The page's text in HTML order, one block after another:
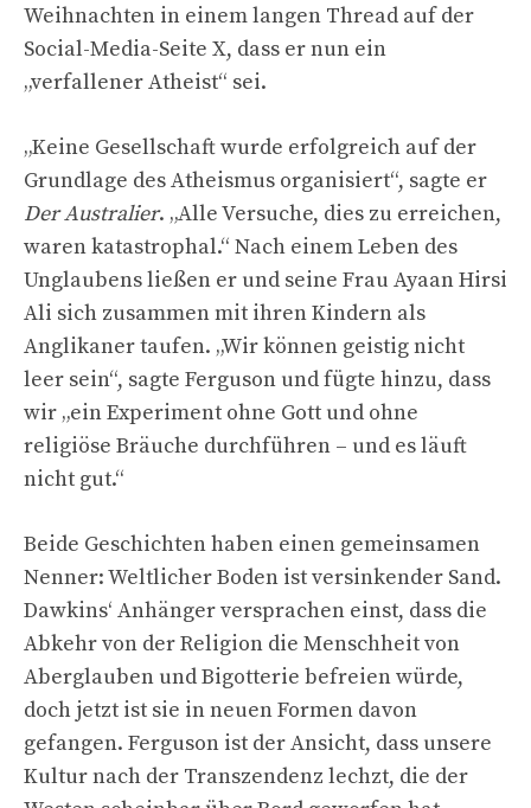
Weihnachten in einem langen Thread auf der
Social-Media-Seite X, dass er nun ein
„verfallener Atheist“ sei.
„Keine Gesellschaft wurde erfolgreich auf der
Grundlage des Atheismus organisiert“, sagte er
Der Australier. „Alle Versuche, dies zu erreichen,
waren katastrophal.“ Nach einem Leben des
Unglaubens ließen er und seine Frau Ayaan Hirsi
Ali sich zusammen mit ihren Kindern als
Anglikaner taufen. „Wir können geistig nicht
leer sein“, sagte Ferguson und fügte hinzu, dass
wir „ein Experiment ohne Gott und ohne
religiöse Bräuche durchführen – und es läuft
nicht gut.“
Beide Geschichten haben einen gemeinsamen
Nenner: Weltlicher Boden ist versinkender Sand.
Dawkins‘ Anhänger versprachen einst, dass die
Abkehr von der Religion die Menschheit von
Aberglauben und Bigotterie befreien würde,
doch jetzt ist sie in neuen Formen davon
gefangen. Ferguson ist der Ansicht, dass unsere
Kultur nach der Transzendenz lechzt, die der